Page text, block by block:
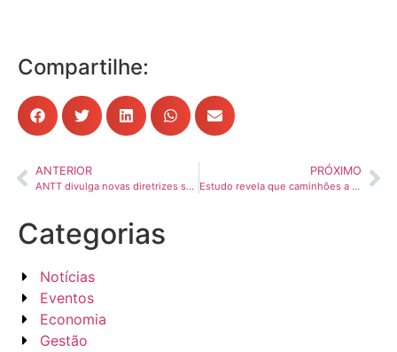
Compartilhe:
ANTERIOR
ANTT divulga novas diretrizes sobre fiscalização no transporte rodoviário de cargas
PRÓXIMO
Estudo revela que caminhões a diesel com 15% de biodiesel poluem menos que os elétricos
Categorias
Notícias
Eventos
Economia
Gestão